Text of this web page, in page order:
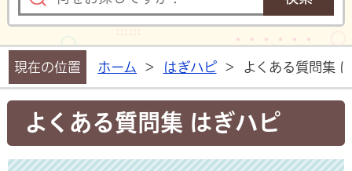
現在の位置 ホーム > はぎハピ > よくある質問集
よくある質問集 はぎハピ